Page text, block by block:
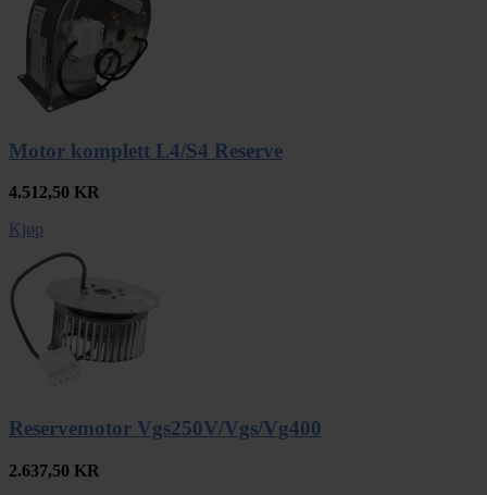
Motor komplett L4/S4 Reserve
4.512,50 KR
Kjøp
Reservemotor Vgs250V/Vgs/Vg400
2.637,50 KR